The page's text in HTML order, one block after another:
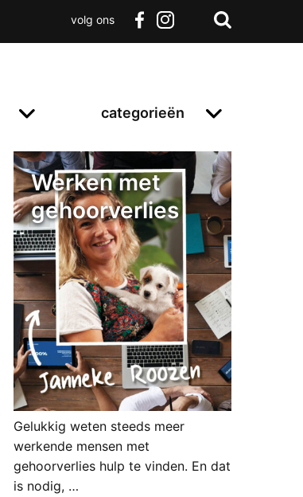
volg ons
categorieën
Werken met
gehoorverlies
Gelukkig weten steeds meer
werkende mensen met
gehoorverlies hulp te vinden. En dat
is nodig, …
Zoeken
Terug